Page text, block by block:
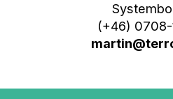
(+46) 0708-